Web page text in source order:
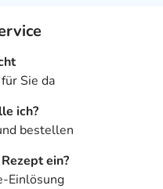
Sie da
ich?
bestellen
ein?
Einlösung